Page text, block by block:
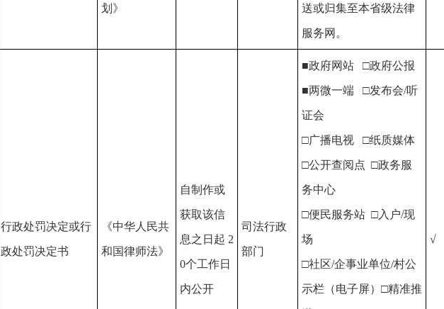
划》 送或归集至本省级法律
服务网。
行政处罚决定或行
政处罚决定书
《中华人民共
和国律师法》
自制作或
获取该信
息之日起 2
0个工作日
内公开
司法行政
部门
■政府网站 □政府公报
■两微一端 □发布会/听
证会
□广播电视 □纸质媒体
□公开查阅点 □政务服
务中心
□便民服务站 □入户/现
场
□社区/企事业单位/村公
示栏（电子屏）□精准推
√